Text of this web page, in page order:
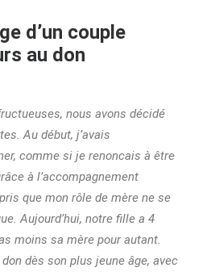
d’un couple
au don
nous avons décidé
Au début, j’avais
comme si je renoncais à être
à l’accompagnement
que mon rôle de mère ne se
Aujourd’hui, notre fille a 4
moins sa mère pour autant.
dès son plus jeune âge, avec